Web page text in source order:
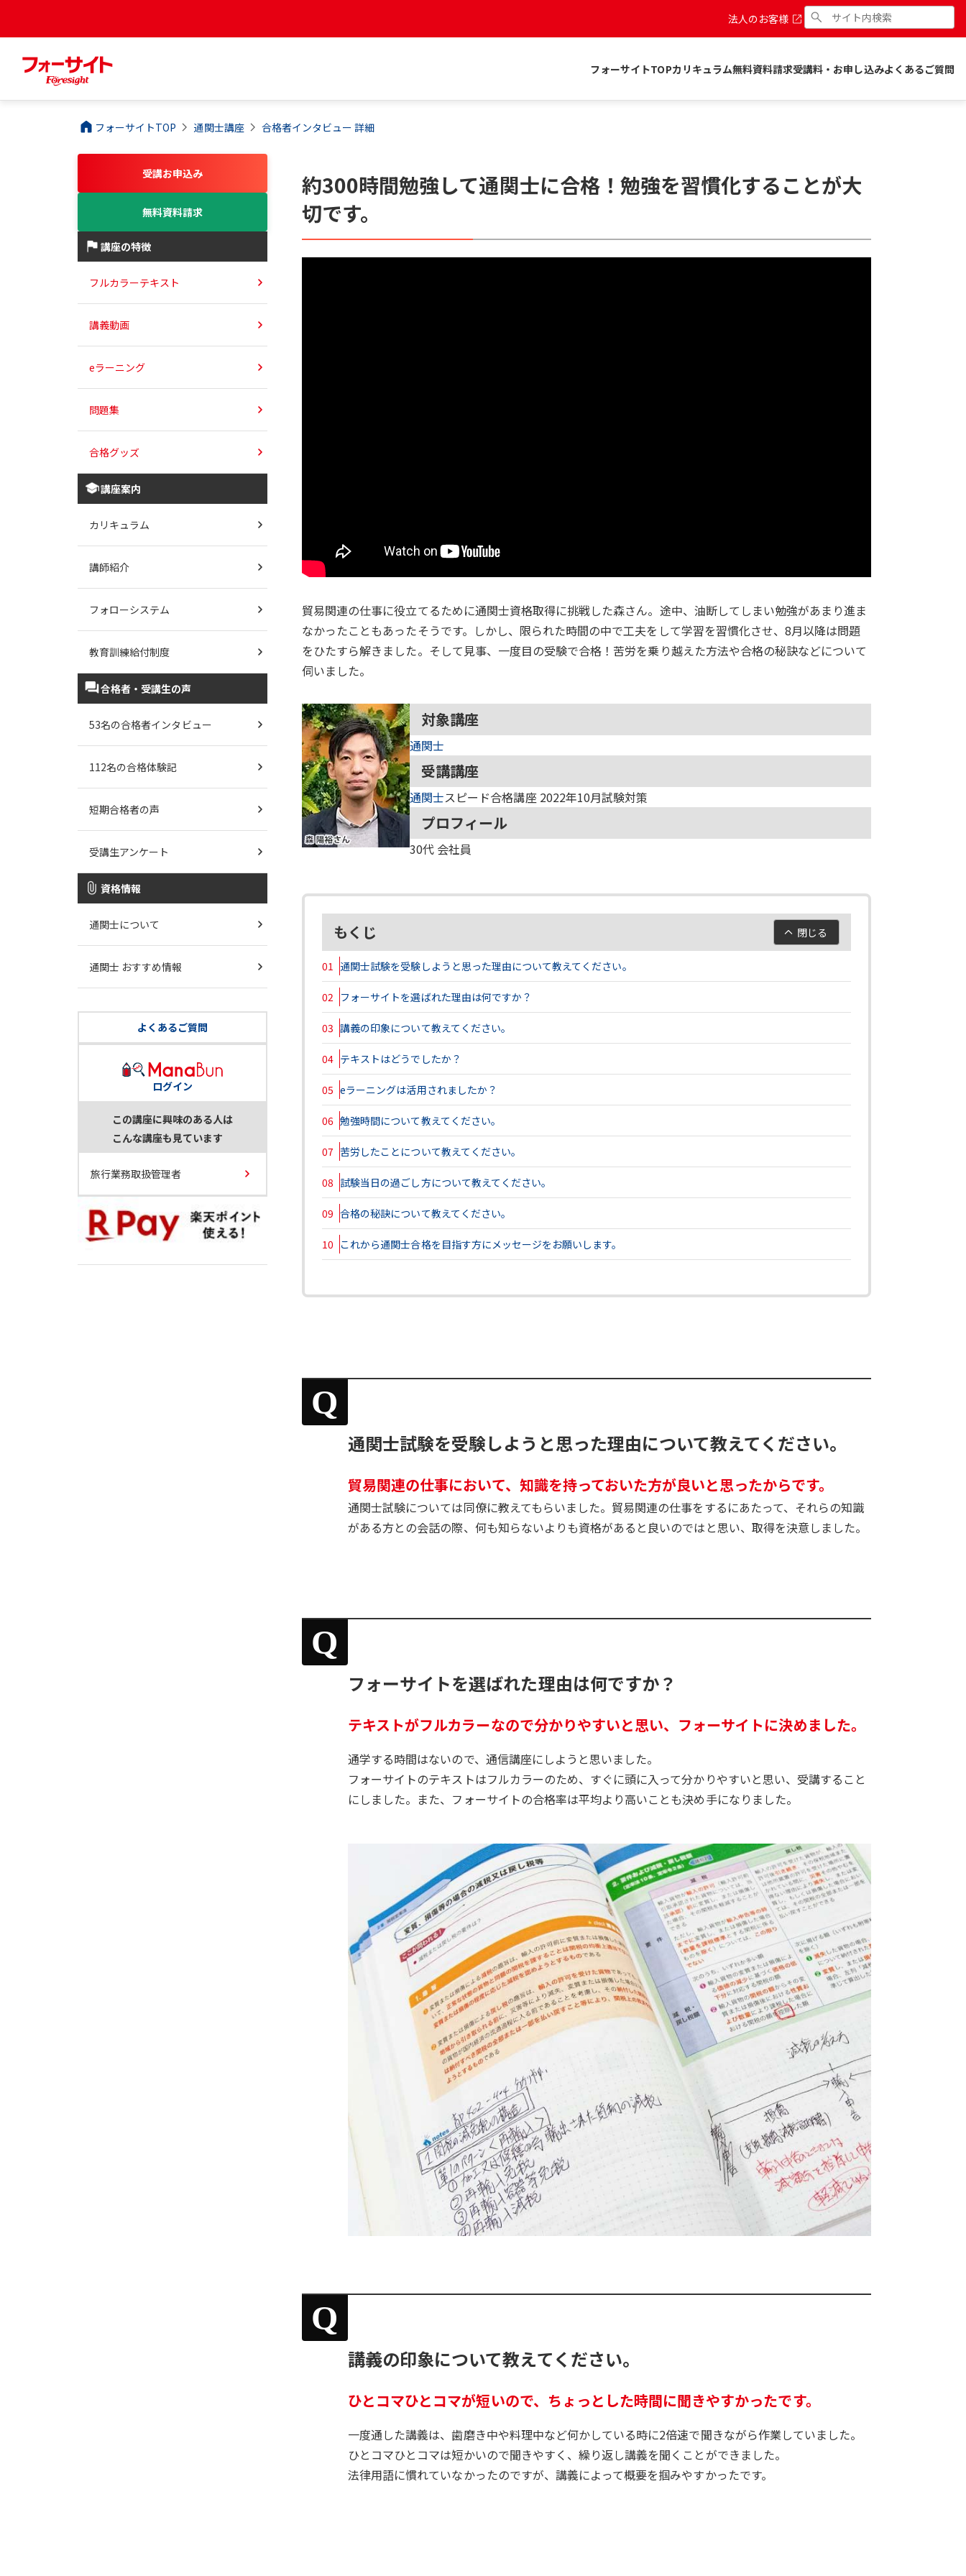
法人のお客様
フォーサイトTOPカリキュラム無料資料請求受講料・お申し込みよくあるご質問
フォーサイトTOP 通関士講座 合格者インタビュー 詳細
約300時間勉強して通関士に合格！勉強を習慣化することが大
切です。
貿易関連の仕事に役立てるために通関士資格取得に挑戦した森さん。途中、油断してしまい勉強があまり進ま
なかったこともあったそうです。しかし、限られた時間の中で工夫をして学習を習慣化させ、8月以降は問題
をひたすら解きました。そして見事、一度目の受験で合格！苦労を乗り越えた方法や合格の秘訣などについて
伺いました。
対象講座
通関士
受講講座
通関士スピード合格講座 2022年10月試験対策
プロフィール
30代 会社員
もくじ 閉じる
01 通関士試験を受験しようと思った理由について教えてください。
02 フォーサイトを選ばれた理由は何ですか？
03 講義の印象について教えてください。
04 テキストはどうでしたか？
05 eラーニングは活用されましたか？
06 勉強時間について教えてください。
07 苦労したことについて教えてください。
08 試験当日の過ごし方について教えてください。
09 合格の秘訣について教えてください。
10 これから通関士合格を目指す方にメッセージをお願いします。
Q
通関士試験を受験しようと思った理由について教えてください。
貿易関連の仕事において、知識を持っておいた方が良いと思ったからです。
通関士試験については同僚に教えてもらいました。貿易関連の仕事をするにあたって、それらの知識
がある方との会話の際、何も知らないよりも資格があると良いのではと思い、取得を決意しました。
Q
フォーサイトを選ばれた理由は何ですか？
テキストがフルカラーなので分かりやすいと思い、フォーサイトに決めました。
通学する時間はないので、通信講座にしようと思いました。
フォーサイトのテキストはフルカラーのため、すぐに頭に入って分かりやすいと思い、受講すること
にしました。また、フォーサイトの合格率は平均より高いことも決め手になりました。
Q
講義の印象について教えてください。
ひとコマひとコマが短いので、ちょっとした時間に聞きやすかったです。
一度通した講義は、歯磨き中や料理中など何かしている時に2倍速で聞きながら作業していました。
ひとコマひとコマは短かいので聞きやすく、繰り返し講義を聞くことができました。
法律用語に慣れていなかったのですが、講義によって概要を掴みやすかったです。
受講お申込み
無料資料請求
講座の特徴
フルカラーテキスト
講義動画
eラーニング
問題集
合格グッズ
講座案内
カリキュラム
講師紹介
フォローシステム
教育訓練給付制度
合格者・受講生の声
53名の合格者インタビュー
112名の合格体験記
短期合格者の声
受講生アンケート
資格情報
通関士について
通関士 おすすめ情報
よくあるご質問
ログイン
この講座に興味のある人は
こんな講座も見ています
旅行業務取扱管理者